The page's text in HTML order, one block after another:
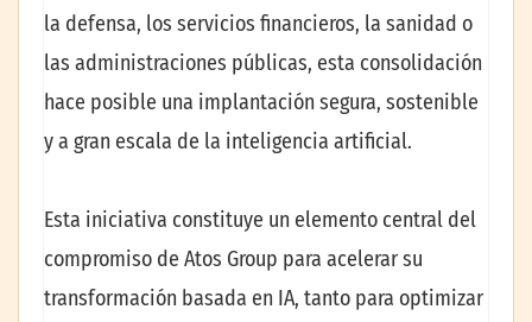
la defensa, los servicios financieros, la sanidad o
las administraciones públicas, esta consolidación
hace posible una implantación segura, sostenible
y a gran escala de la inteligencia artificial.
Esta iniciativa constituye un elemento central del
compromiso de Atos Group para acelerar su
transformación basada en IA, tanto para optimizar